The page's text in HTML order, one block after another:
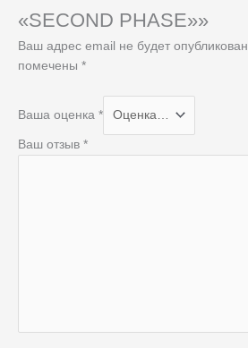
«SECOND PHASE»»
Ваш адрес email не будет опубликован.
помечены *
Ваша оценка *
Ваш отзыв *